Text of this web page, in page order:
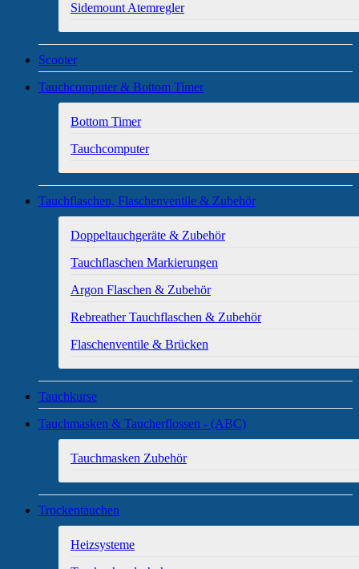
Sidemount Atemregler
Scooter
Tauchcomputer & Bottom Timer
Bottom Timer
Tauchcomputer
Tauchflaschen, Flaschenventile & Zubehör
Doppeltauchgeräte & Zubehör
Tauchflaschen Markierungen
Argon Flaschen & Zubehör
Rebreather Tauchflaschen & Zubehör
Flaschenventile & Brücken
Tauchkurse
Tauchmasken & Taucherflossen - (ABC)
Tauchmasken Zubehör
Trockentauchen
Heizsysteme